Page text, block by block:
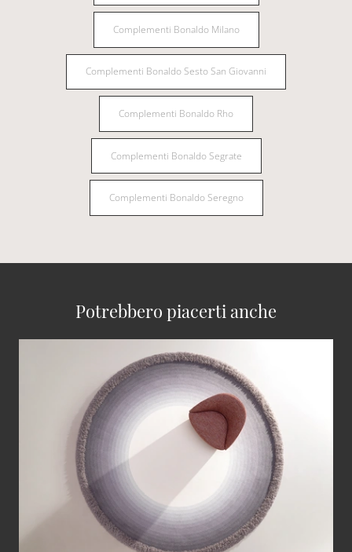
Complementi Bonaldo Milano
Complementi Bonaldo Sesto San Giovanni
Complementi Bonaldo Rho
Complementi Bonaldo Segrate
Complementi Bonaldo Seregno
Potrebbero piacerti anche